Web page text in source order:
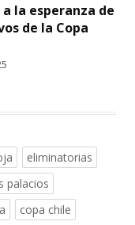
la esperanza de
de la Copa
eliminatorias
palacios
copa chile